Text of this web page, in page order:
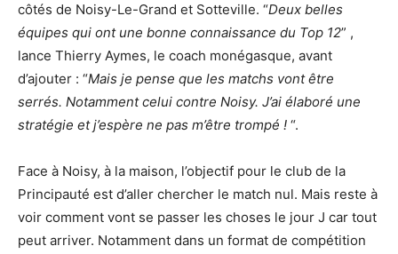
côtés de Noisy-Le-Grand et Sotteville. “Deux belles
équipes qui ont une bonne connaissance du Top 12” ,
lance Thierry Aymes, le coach monégasque, avant
d’ajouter : “Mais je pense que les matchs vont être
serrés. Notamment celui contre Noisy. J’ai élaboré une
stratégie et j’espère ne pas m’être trompé ! “.
Face à Noisy, à la maison, l’objectif pour le club de la
Principauté est d’aller chercher le match nul. Mais reste à
voir comment vont se passer les choses le jour J car tout
peut arriver. Notamment dans un format de compétition